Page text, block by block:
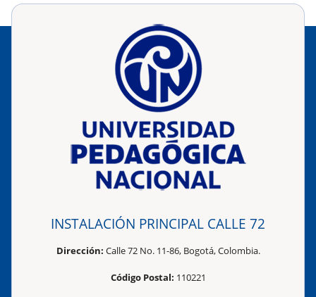
INSTALACIÓN PRINCIPAL CALLE 72
Dirección: Calle 72 No. 11-86, Bogotá, Colombia.
Código Postal: 110221